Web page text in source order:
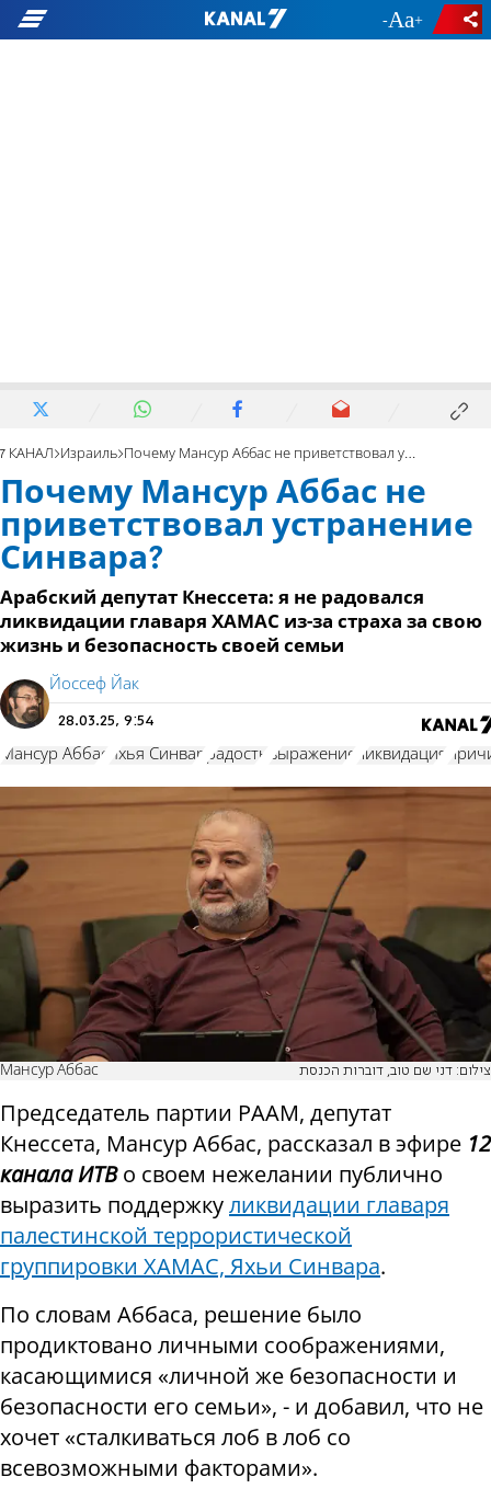
- +
7 КАНАЛ Израиль Почему Мансур Аббас не приветствовал устранение Синвара?
Почему Мансур Аббас не
приветствовал устранение
Синвара?
Арабский депутат Кнессета: я не радовался
ликвидации главаря ХАМАС из-за страха за свою
жизнь и безопасность своей семьи
Йоссеф Йак
28.03.25, 9:54
Мансур Аббас Яхья Синвар радость выражение ликвидация
Мансур Аббас צילום: דני שם טוב, דוברות הכנסת
Председатель партии РААМ, депутат
Кнессета, Мансур Аббас, рассказал в эфире 12
канала ИТВо своем нежелании публично
выразить поддержкуликвидации главаря
палестинской террористической
группировки ХАМАС, Яхьи Синвара.
По словам Аббаса, решение было
продиктовано личными соображениями,
касающимися «личной же безопасности и
безопасности его семьи», - и добавил, что не
хочет «сталкиваться лоб в лоб со
всевозможными факторами».